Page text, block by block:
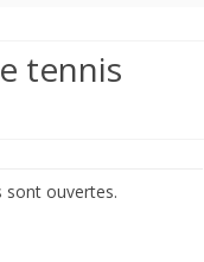
tennis
sont ouvertes.